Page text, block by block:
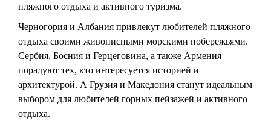
пляжного отдыха и активного туризма.
Черногория и Албания привлекут любителей пляжного
отдыха своими живописными морскими побережьями.
Сербия, Босния и Герцеговина, а также Армения
порадуют тех, кто интересуется историей и
архитектурой. А Грузия и Македония станут идеальным
выбором для любителей горных пейзажей и активного
отдыха.